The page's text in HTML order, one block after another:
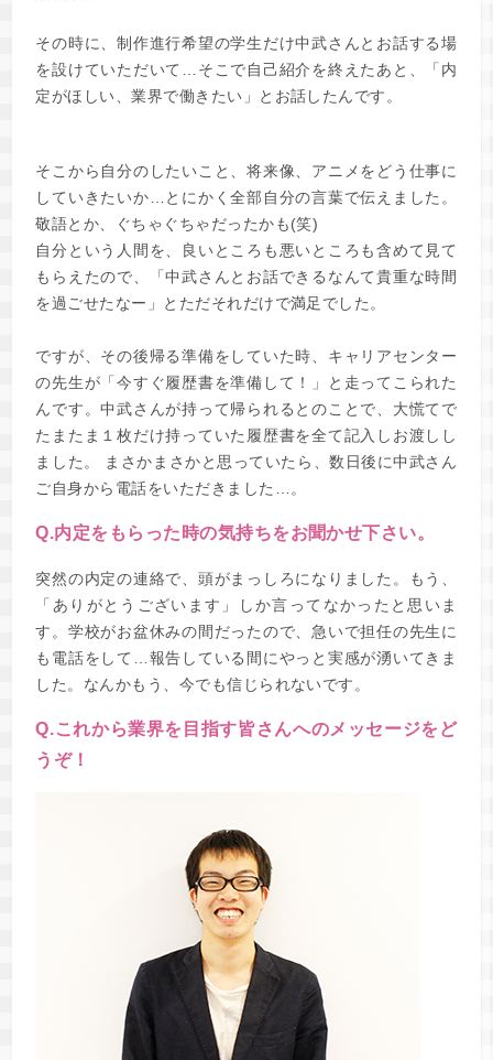
その時に、制作進行希望の学生だけ中武さんとお話する場
を設けていただいて…そこで自己紹介を終えたあと、「内
定がほしい、業界で働きたい」とお話したんです。
そこから自分のしたいこと、将来像、アニメをどう仕事に
していきたいか…とにかく全部自分の言葉で伝えました。
敬語とか、ぐちゃぐちゃだったかも(笑)
自分という人間を、良いところも悪いところも含めて見て
もらえたので、「中武さんとお話できるなんて貴重な時間
を過ごせたなー」とただそれだけで満足でした。
ですが、その後帰る準備をしていた時、キャリアセンター
の先生が「今すぐ履歴書を準備して！」と走ってこられた
んです。中武さんが持って帰られるとのことで、大慌てで
たまたま１枚だけ持っていた履歴書を全て記入しお渡しし
ました。 まさかまさかと思っていたら、数日後に中武さん
ご自身から電話をいただきました…。
Q.内定をもらった時の気持ちをお聞かせ下さい。
突然の内定の連絡で、頭がまっしろになりました。もう、
「ありがとうございます」しか言ってなかったと思いま
す。学校がお盆休みの間だったので、急いで担任の先生に
も電話をして…報告している間にやっと実感が湧いてきま
した。なんかもう、今でも信じられないです。
Q.これから業界を目指す皆さんへのメッセージをど
うぞ！